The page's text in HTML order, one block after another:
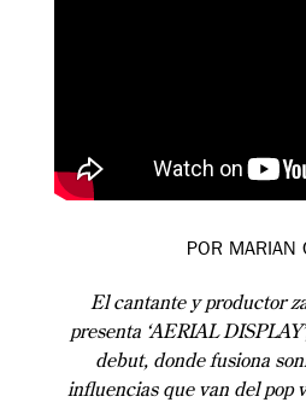
POR MARIAN
El cantante y productor
presenta ‘AERIAL
debut, donde fusiona
influencias que van del pop